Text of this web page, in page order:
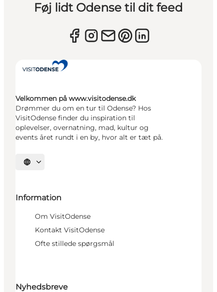
Føj lidt Odense til dit feed
Velkommen på www.visitodense.dk
Drømmer du om en tur til Odense? Hos
VisitOdense finder du inspiration til
oplevelser, overnatning, mad, kultur og
events året rundt i en by, hvor alt er tæt på.
Vælg sprog
Information
Om VisitOdense
Kontakt VisitOdense
Ofte stillede spørgsmål
Nyhedsbreve